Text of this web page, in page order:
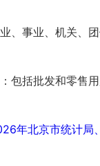
、事业、机关、
包括批发和零售
年北京市统计局